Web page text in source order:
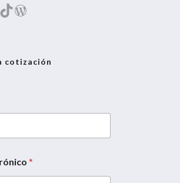
TikTok
WordPress
cotización
*